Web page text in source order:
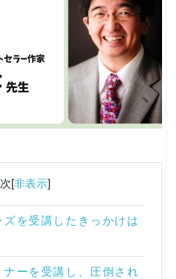
[非表示]
を受講したきっかけは
ーを受講し、圧倒され